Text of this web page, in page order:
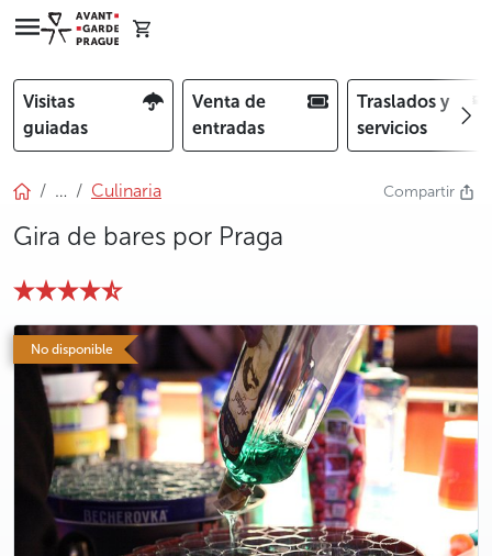
Visitas
guiadas
Venta de
entradas
Traslados y
servicios
… Culinaria Compartir
Gira de bares por Praga
No disponible
photo 5
photo 6
photo 7